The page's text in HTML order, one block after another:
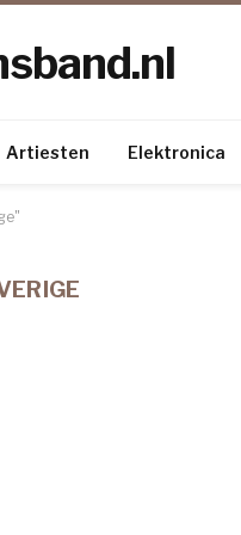
Artiesten Elektronica